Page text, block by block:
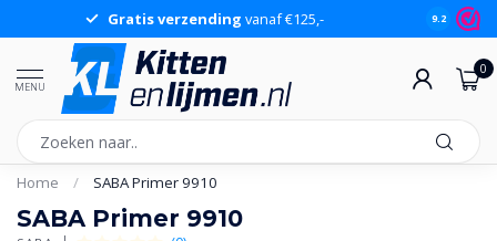
Gratis verzending vanaf €125,- 9.2
MENU
0
Home / SABA Primer 9910
SABA Primer 9910